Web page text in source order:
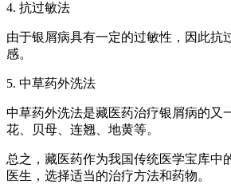
4. 抗过敏法
由于银屑病具有一定的过敏性，因此抗
感。
5. 中草药外洗法
中草药外洗法是藏医药治疗银屑病的又
花、贝母、连翘、地黄等。
总之，藏医药作为我国传统医学宝库中
医生，选择适当的治疗方法和药物。